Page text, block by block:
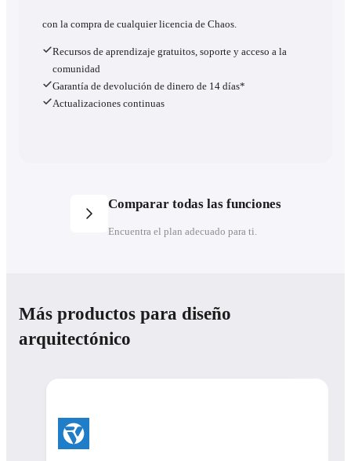
con la compra de cualquier licencia de Chaos.
Recursos de aprendizaje gratuitos, soporte y acceso a la
comunidad
Garantía de devolución de dinero de 14 días*
Actualizaciones continuas
Comparar todas las funciones
Encuentra el plan adecuado para ti.
Cantidad de licencias
Más productos para diseño
arquitectónico